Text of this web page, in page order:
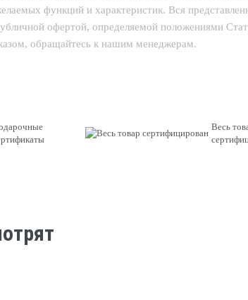
функций и характеристик. Вся
офертой, определяемой положениями
обращайтесь к нашим менеджерам.
Весь